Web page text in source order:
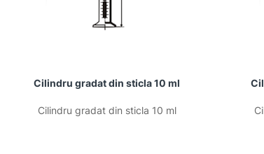
Cilindru gradat din sticla 10 ml
Cilindru gradat din sticla 10 ml